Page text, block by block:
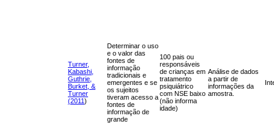
Turner,
Kabashi,
Guthrie,
Burket, &
Turner
(2011)
Determinar o uso
e o valor das
fontes de
informação
tradicionais e
emergentes e se
os sujeitos
tiveram acesso a
fontes de
informação de
grande
100 pais ou
responsáveis
de crianças em
tratamento
psiquiátrico
com NSE baixo
(não informa
idade)
Análise de dados
a partir de
informações da
amostra.